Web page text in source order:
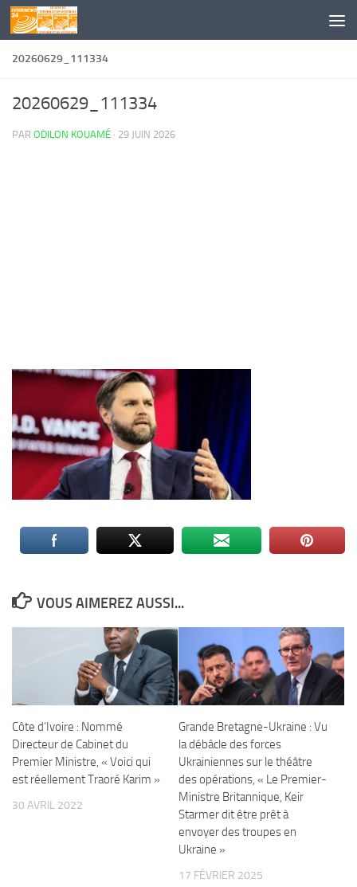
Skip to content
20260629_111334
20260629_111334
PAR ODILON KOUAMÉ · 29 JUIN 2026
VOUS AIMEREZ AUSSI...
Côte d’Ivoire : Nommé
Directeur de Cabinet du
Premier Ministre, « Voici qui
est réellement Traoré Karim »
30 AVRIL 2022
Grande Bretagne-Ukraine : Vu
la débâcle des forces
Ukrainiennes sur le théâtre
des opérations, « Le Premier-
Ministre Britannique, Keir
Starmer dit être prêt à
envoyer des troupes en
Ukraine »
17 FÉVRIER 2025